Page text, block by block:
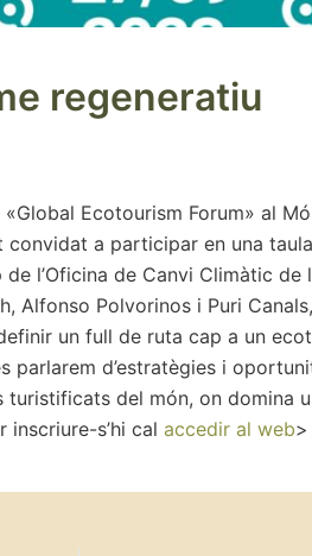
regeneratiu
Ecotourism Forum» al
convidat a participar en una
l’Oficina de Canvi Climàtic de
Alfonso Polvorinos i Puri
un full de ruta cap a un
parlarem d’estratègies i
turistificats del món, on domina
inscriure-s’hi cal accedir al web>